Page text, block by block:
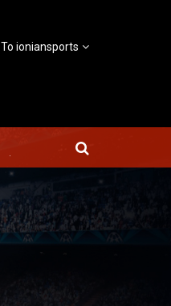
Το ioniansports